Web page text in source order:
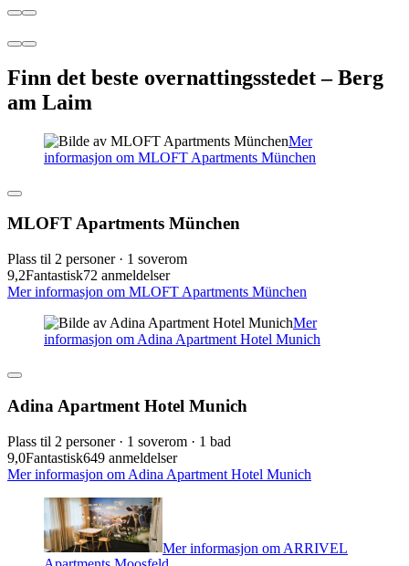
Finn det beste overnattingsstedet – Berg
am Laim
Mer
informasjon om MLOFT Apartments München
MLOFT Apartments München
Plass til 2 personer · 1 soverom
9,2Fantastisk72 anmeldelser
Mer informasjon om MLOFT Apartments München
Mer
informasjon om Adina Apartment Hotel Munich
Adina Apartment Hotel Munich
Plass til 2 personer · 1 soverom · 1 bad
9,0Fantastisk649 anmeldelser
Mer informasjon om Adina Apartment Hotel Munich
Mer informasjon om ARRIVEL